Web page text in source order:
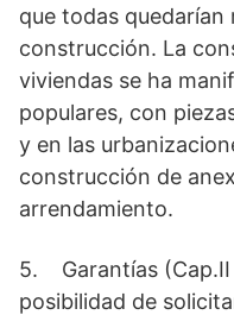
que todas quedarían
construcción. La
viviendas se ha
populares, con
y en las
construcción de
arrendamiento.
5. Garantías (Cap.II
posibilidad de